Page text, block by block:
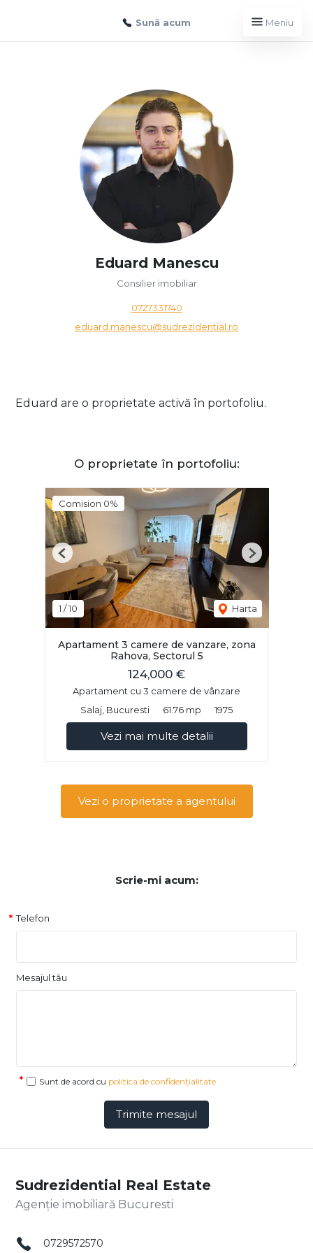
Sună acum Meniu
Eduard Manescu
Consilier imobiliar
0727331740
eduard.manescu@sudrezidential.ro
Eduard are o proprietate activă în portofoliu.
O proprietate în portofoliu:
Comision 0%
1 /10 Harta
Previous Next
Apartament 3 camere de vanzare, zona
Rahova, Sectorul 5
124,000 €
Apartament cu 3 camere de vânzare
Salaj, Bucuresti
61.76 mp 1975
Vezi mai multe detalii
Vezi o proprietate a agentului
Scrie-mi acum:
Telefon
Mesajul tău
Sunt de acord cu politica de confidențialitate
Trimite mesajul
Sudrezidential Real Estate
Agenție imobiliară Bucuresti
0729572570